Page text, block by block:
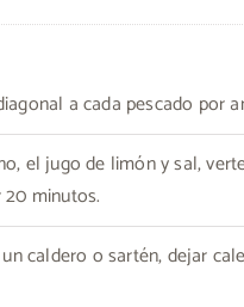
a cada pescado por
el jugo de limón y sal,
minutos.
caldero o sartén, dejar